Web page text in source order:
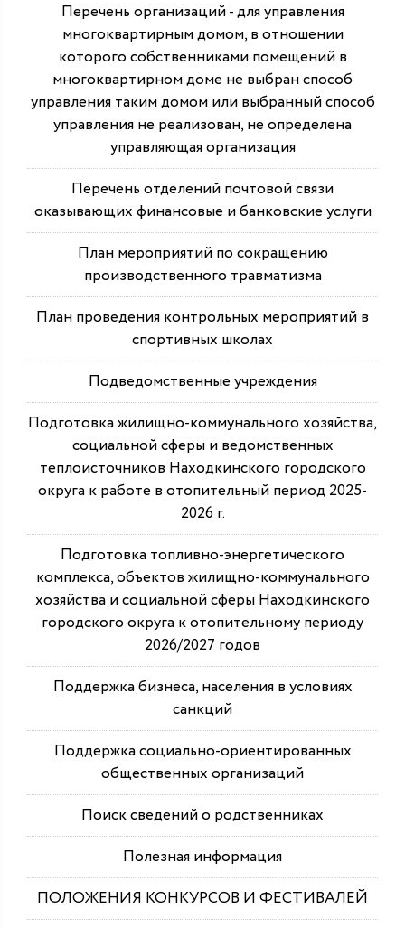
Перечень организаций - для управления
многоквартирным домом, в отношении
которого собственниками помещений в
многоквартирном доме не выбран способ
управления таким домом или выбранный способ
управления не реализован, не определена
управляющая организация
Перечень отделений почтовой связи
оказывающих финансовые и банковские услуги
План мероприятий по сокращению
производственного травматизма
План проведения контрольных мероприятий в
спортивных школах
Подведомственные учреждения
Подготовка жилищно-коммунального хозяйства,
социальной сферы и ведомственных
теплоисточников Находкинского городского
округа к работе в отопительный период 2025-
2026 г.
Подготовка топливно-энергетического
комплекса, объектов жилищно-коммунального
хозяйства и социальной сферы Находкинского
городского округа к отопительному периоду
2026/2027 годов
Поддержка бизнеса, населения в условиях
санкций
Поддержка социально-ориентированных
общественных организаций
Поиск сведений о родственниках
Полезная информация
ПОЛОЖЕНИЯ КОНКУРСОВ И ФЕСТИВАЛЕЙ